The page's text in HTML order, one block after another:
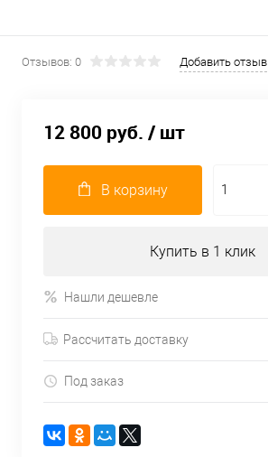
Отзывов: 0 Добавить отзыв
12 800 руб. / шт
В корзину
Купить в 1 клик
Нашли дешевле
Рассчитать доставку
Под заказ